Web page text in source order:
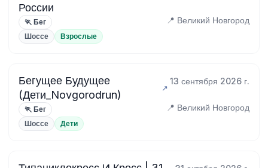
России
🏃 Бег 📍 Великий Новгород
Шоссе Взрослые
Бегущее Будущее
(Дети_Novgorodrun)
13 сентября 2026 г.
🏃 Бег 📍 Великий Новгород
Шоссе Дети